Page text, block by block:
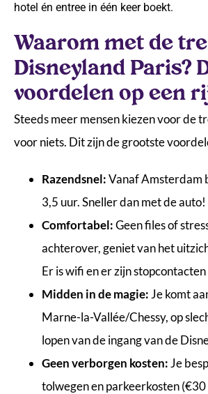
hotel én entree in één keer boekt.
Waarom met de
Disneyland Paris?
voordelen op een
Steeds meer mensen kiezen voor de
voor niets. Dit zijn de grootste
Razendsnel:Vanaf Amsterdam
3,5 uur. Sneller dan met de auto!
Comfortabel:Geen files of
achterover, geniet van het
Er is wifi en er zijn
Midden in de magie: Je komt
Marne-la-Vallée/Chessy, op
lopen van de ingang van de
Geen verborgen kosten: Je
tolwegen en parkeerkosten (€30